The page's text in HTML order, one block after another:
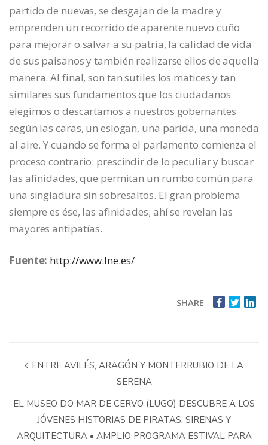
partido de nuevas, se desgajan de la madre y
emprenden un recorrido de aparente nuevo cuño
para mejorar o salvar a su patria, la calidad de vida
de sus paisanos y también realizarse ellos de aquella
manera. Al final, son tan sutiles los matices y tan
similares sus fundamentos que los ciudadanos
elegimos o descartamos a nuestros gobernantes
según las caras, un eslogan, una parida, una moneda
al aire. Y cuando se forma el parlamento comienza el
proceso contrario: prescindir de lo peculiar y buscar
las afinidades, que permitan un rumbo común para
una singladura sin sobresaltos. El gran problema
siempre es ése, las afinidades; ahí se revelan las
mayores antipatías.
Fuente: http://www.lne.es/
SHARE
ENTRE AVILÉS, ARAGÓN Y MONTERRUBIO DE LA
SERENA
EL MUSEO DO MAR DE CERVO (LUGO) DESCUBRE A LOS
JÓVENES HISTORIAS DE PIRATAS, SIRENAS Y
ARQUITECTURA • AMPLIO PROGRAMA ESTIVAL PARA